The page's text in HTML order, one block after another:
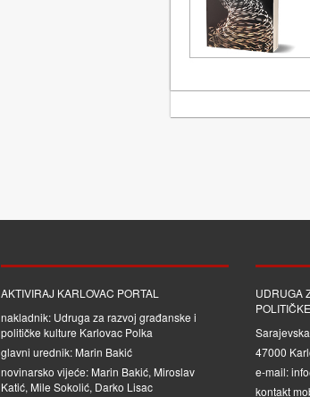
AKTIVIRAJ KARLOVAC PORTAL
nakladnik: Udruga za razvoj građanske i
političke kulture Karlovac Polka
glavni urednik: Marin Bakić
novinarsko vijeće: Marin Bakić, Miroslav
Katić, Mile Sokolić, Darko Lisac
UDRUGA
47000
e-mail:
kontakt